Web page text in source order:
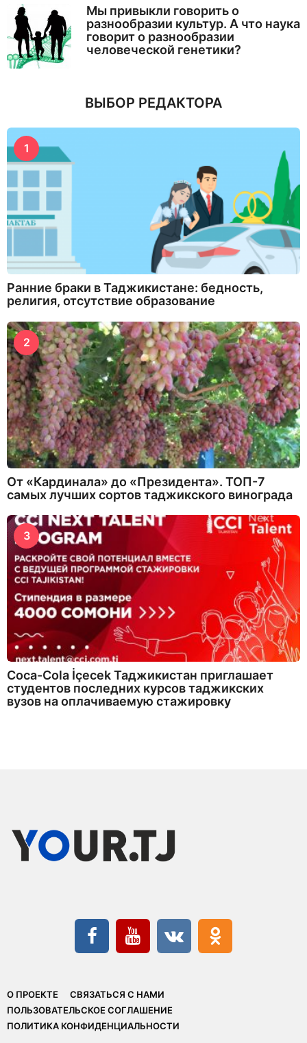
Мы привыкли говорить о
разнообразии культур. А что наука
говорит о разнообразии
человеческой генетики?
ВЫБОР РЕДАКТОРА
1
Ранние браки в Таджикистане: бедность,
религия, отсутствие образование
2
От «Кардинала» до «Президента». ТОП-7
самых лучших сортов таджикского винограда
3
Coca-Cola İçecek Таджикистан приглашает
студентов последних курсов таджикских
вузов на оплачиваемую стажировку
О ПРОЕКТЕ
СВЯЗАТЬСЯ С НАМИ
ПОЛЬЗОВАТЕЛЬСКОЕ СОГЛАШЕНИЕ
ПОЛИТИКА КОНФИДЕНЦИАЛЬНОСТИ